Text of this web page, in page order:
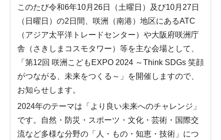
このたび令和6年10月26日（土曜日）及び10月27日
（日曜日）の2日間、咲洲（南港）地区にあるATC
（アジア太平洋トレードセンター）や大阪府咲洲庁
舎（さきしまコスモタワー）等を主な会場として、
「第12回 咲洲こどもEXPO 2024 ～Think SDGs 笑顔
がつながる、未来をつくる～」を開催しますので、
お知らせします。
2024年のテーマは「より良い未来へのチャレンジ」
です。自然・防災・スポーツ・文化・芸術・国際交
流など多様な分野の「人・もの・知恵・技術」につ